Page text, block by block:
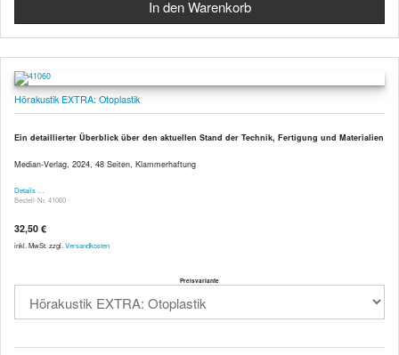
Hörakustik EXTRA: Otoplastik
Ein detaillierter Überblick über den aktuellen Stand der Technik, Fertigung und Materialien
Median-Verlag, 2024, 48 Seiten, Klammerhaftung
Details …
Bestell-Nr. 41060
32,50 €
inkl. MwSt. zzgl. Versandkosten
Preisvariante